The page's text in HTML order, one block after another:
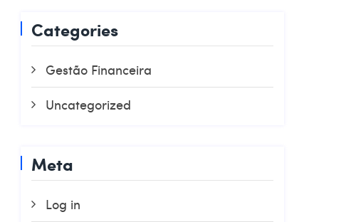
Categories
Gestão Financeira
Uncategorized
Meta
Log in